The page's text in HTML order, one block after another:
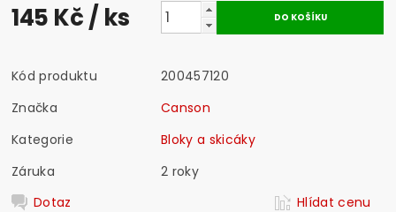
145 Kč/ ks
Kód produktu
200457120
Značka
Canson
Kategorie
Bloky a skicáky
Záruka
2 roky
Dotaz
Hlídat cenu